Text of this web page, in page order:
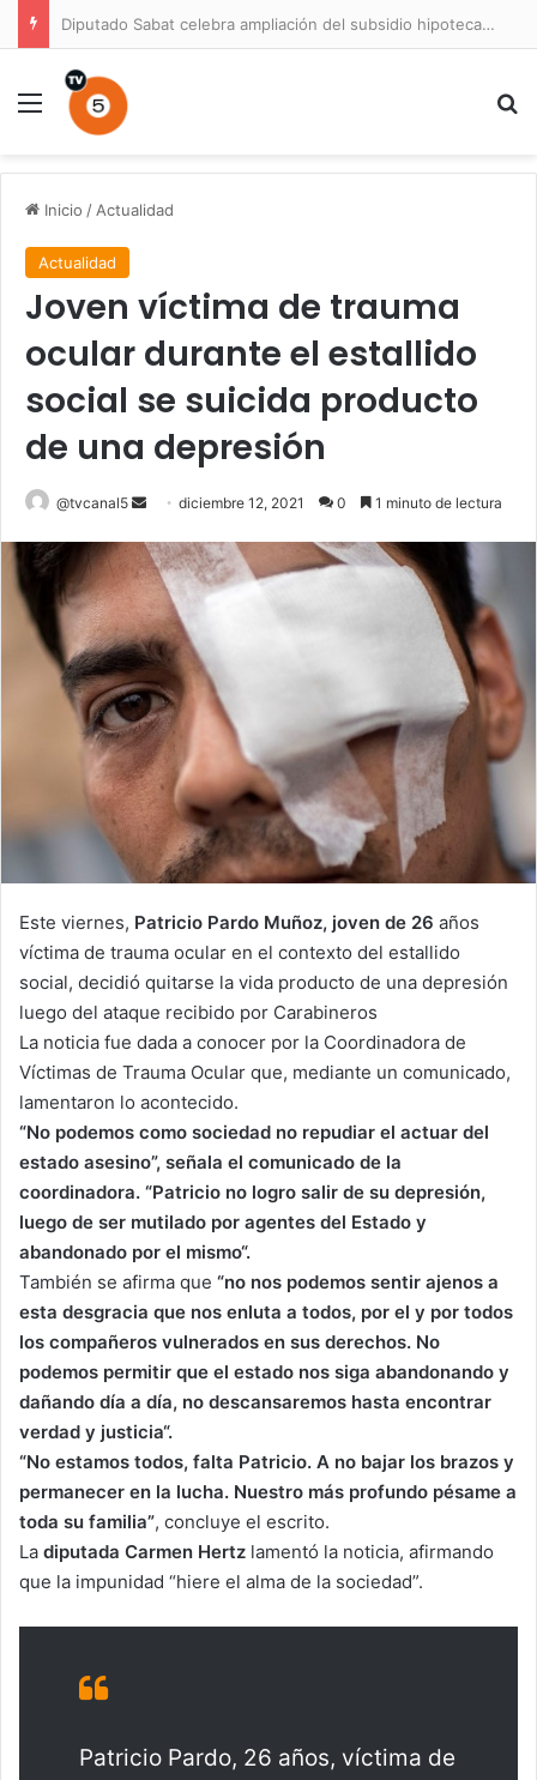
Diputado Sabat celebra ampliación del subsidio hipotecario con viviendas de hasta 6.000 UF
Menú
Inicio / Actualidad
Actualidad
Joven víctima de trauma
ocular durante el estallido
social se suicida producto
de una depresión
@tvcanal5
Send
email
diciembre 12, 2021 0 1 minuto de lectura
Este viernes, Patricio Pardo Muñoz, joven de 26 años
víctima de trauma ocular en el contexto del estallido
social, decidió quitarse la vida producto de una depresión
luego del ataque recibido por Carabineros
La noticia fue dada a conocer por la Coordinadora de
Víctimas de Trauma Ocular que, mediante un comunicado,
lamentaron lo acontecido.
“No podemos como sociedad no repudiar el actuar del
estado asesino”, señala el comunicado de la
coordinadora. “Patricio no logro salir de su depresión,
luego de ser mutilado por agentes del Estado y
abandonado por el mismo“.
También se afirma que “no nos podemos sentir ajenos a
esta desgracia que nos enluta a todos, por el y por todos
los compañeros vulnerados en sus derechos. No
podemos permitir que el estado nos siga abandonando y
dañando día a día, no descansaremos hasta encontrar
verdad y justicia“.
“No estamos todos, falta Patricio. A no bajar los brazos y
permanecer en la lucha. Nuestro más profundo pésame a
toda su familia”, concluye el escrito.
La diputada Carmen Hertz lamentó la noticia, afirmando
que la impunidad “hiere el alma de la sociedad”.
Patricio Pardo, 26 años, víctima de